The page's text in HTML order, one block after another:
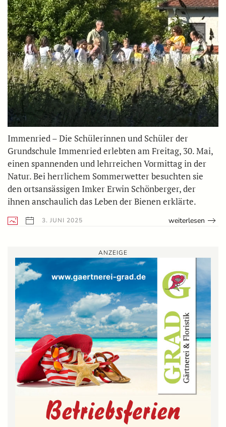
Immenried – Die Schülerinnen und Schüler der
Grundschule Immenried erlebten am Freitag, 30. Mai,
einen spannenden und lehrreichen Vormittag in der
Natur. Bei herrlichem Sommerwetter besuchten sie
den ortsansässigen Imker Erwin Schönberger, der
ihnen anschaulich das Leben der Bienen erklärte.
3. JUNI 2025 weiterlesen
ANZEIGE